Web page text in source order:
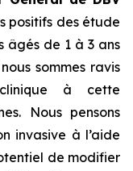
positifs des étude
âgés de 1 à 3 ans
sommes ravis
à cette
Nous pensons
invasive à l’aide
de modifier